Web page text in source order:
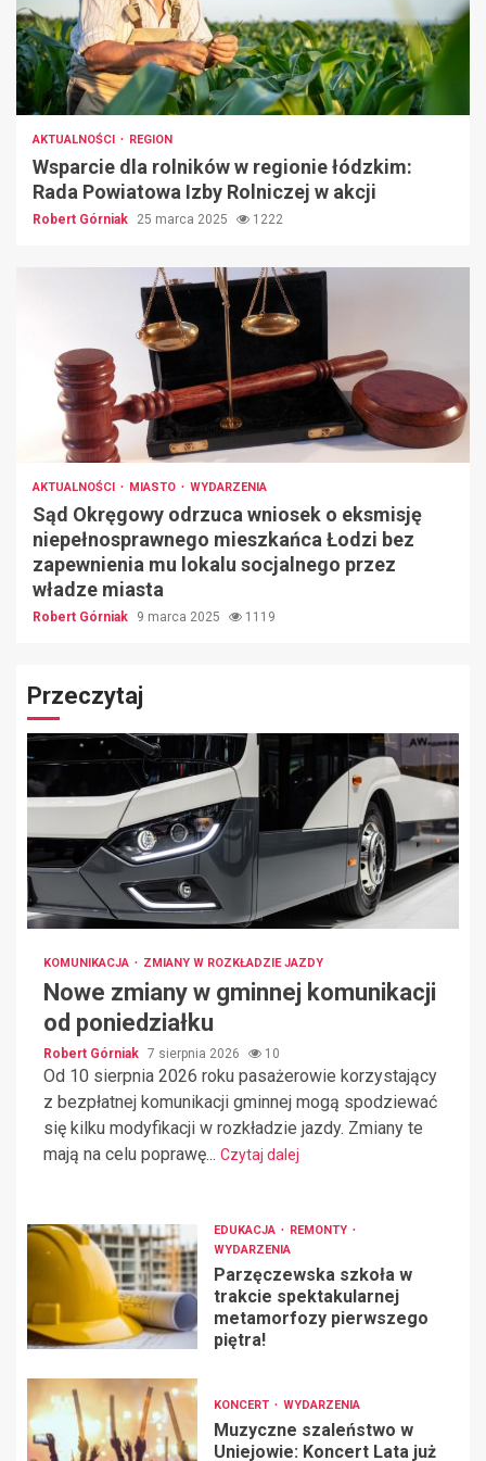
AKTUALNOŚCI REGION
Wsparcie dla rolników w regionie łódzkim:
Rada Powiatowa Izby Rolniczej w akcji
Robert Górniak 25 marca 2025 1222
AKTUALNOŚCI MIASTO WYDARZENIA
Sąd Okręgowy odrzuca wniosek o eksmisję
niepełnosprawnego mieszkańca Łodzi bez
zapewnienia mu lokalu socjalnego przez
władze miasta
Robert Górniak 9 marca 2025 1119
Przeczytaj
KOMUNIKACJA ZMIANY W ROZKŁADZIE JAZDY
Nowe zmiany w gminnej komunikacji
od poniedziałku
Robert Górniak 7 sierpnia 2026 10
Od 10 sierpnia 2026 roku pasażerowie korzystający
z bezpłatnej komunikacji gminnej mogą spodziewać
się kilku modyfikacji w rozkładzie jazdy. Zmiany te
mają na celu poprawę... Czytaj dalej
EDUKACJA
REMONTY
WYDARZENIA
Parzęczewska szkoła w
trakcie spektakularnej
metamorfozy pierwszego
piętra!
KONCERT WYDARZENIA
Muzyczne szaleństwo w
Uniejowie: Koncert Lata już